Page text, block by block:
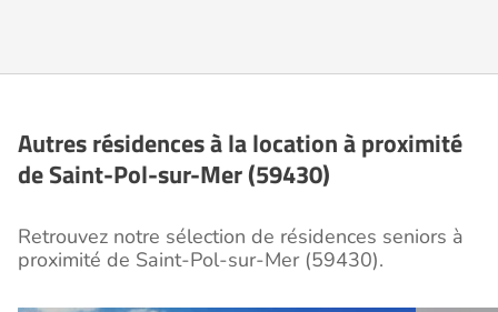
Autres résidences à la location à proximité
de Saint-Pol-sur-Mer (59430)
Retrouvez notre sélection de résidences seniors à
proximité de Saint-Pol-sur-Mer (59430).